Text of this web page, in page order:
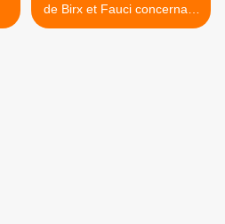
de Birx et Fauci concernant
les mesures sanitaires >